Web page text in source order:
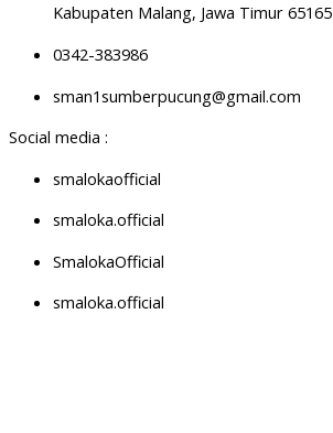
Kabupaten Malang, Jawa Timur 65165
0342-383986
sman1sumberpucung@gmail.com
Social media :
smalokaofficial
smaloka.official
SmalokaOfficial
smaloka.official